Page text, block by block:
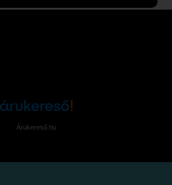
Árukereső.hu